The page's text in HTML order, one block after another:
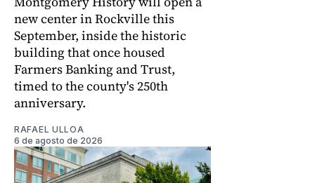
new center in Rockville this
September, inside the historic
building that once housed
Farmers Banking and Trust,
timed to the county's 250th
anniversary.
RAFAEL ULLOA
6 de agosto de 2026